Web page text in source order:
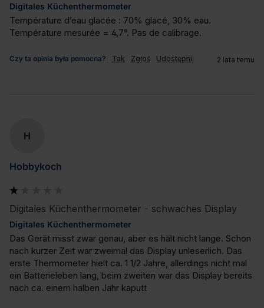
Digitales Küchenthermometer
Température d’eau glacée : 70% glacé, 30% eau.
Température mesurée = 4,7°. Pas de calibrage.
Czy ta opinia była pomocna? Tak Zgłoś Udostępnij 2 lata temu
H
Hobbykoch
Digitales Küchenthermometer - schwaches Display
Digitales Küchenthermometer
Das Gerät misst zwar genau, aber es hält nicht lange. Schon
nach kurzer Zeit war zweimal das Display unleserlich. Das
erste Thermometer hielt ca. 1 1/2 Jahre, allerdings nicht mal
ein Batterieleben lang, beim zweiten war das Display bereits
nach ca. einem halben Jahr kaputt